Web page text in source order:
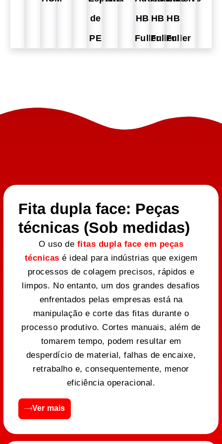
de
PE
HB
Fuller
HB
Fuller
HB
Fuller
Fita dupla face: Peças
técnicas (Sob medidas)
O uso de fitas dupla face em peças
técnicas é ideal para indústrias que exigem
processos de colagem precisos, rápidos e
limpos. No entanto, um dos grandes desafios
enfrentados pelas empresas está na
manipulação e corte das fitas durante o
processo produtivo. Cortes manuais, além de
tomarem tempo, podem resultar em
desperdício de material, falhas de encaixe,
retrabalho e, consequentemente, menor
eficiência operacional.
Ver mais